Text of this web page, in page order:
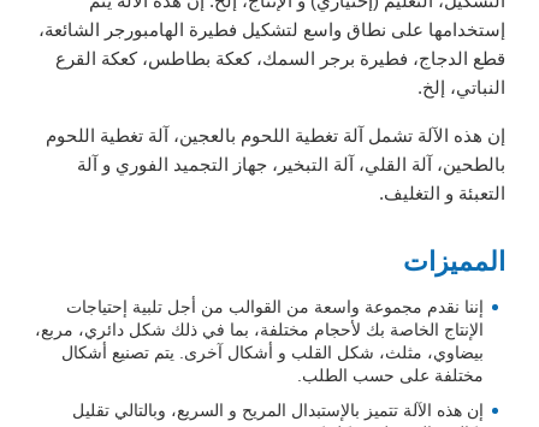
إستخدامها على نطاق واسع لتشكيل فطيرة الهامبورجر الشائعة،
قطع الدجاج، فطيرة برجر السمك، كعكة بطاطس، كعكة القرع
النباتي، إلخ.
إن هذه الآلة تشمل آلة تغطية اللحوم بالعجين، آلة تغطية اللحوم
بالطحين، آلة القلي، آلة التبخير، جهاز التجميد الفوري و آلة
التعبئة و التغليف.
المميزات
إننا نقدم مجموعة واسعة من القوالب من أجل تلبية إحتياجات
الإنتاج الخاصة بك لأحجام مختلفة، بما في ذلك شكل دائري، مربع،
بيضاوي، مثلث، شكل القلب و أشكال آخرى. يتم تصنيع أشكال
مختلفة على حسب الطلب.
إن هذه الآلة تتميز بالإستبدال المريح و السريع، وبالتالي تقليل